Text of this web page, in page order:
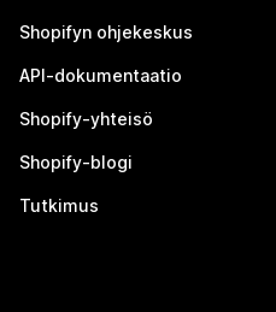
Shopifyn ohjekeskus
API-dokumentaatio
Shopify-yhteisö
Shopify-blogi
Tutkimus